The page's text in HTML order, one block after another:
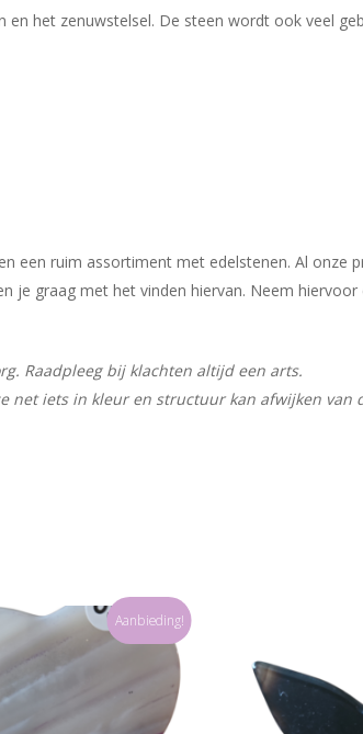
het zenuwstelsel. De steen wordt ook veel
een ruim assortiment met edelstenen. Al
je graag met het vinden hiervan. Neem
Raadpleeg bij klachten altijd een arts.
net iets in kleur en structuur kan afwijken van
Aanbieding!